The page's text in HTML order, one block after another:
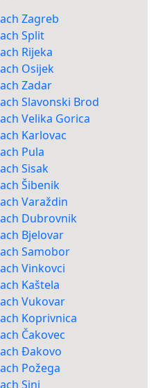
Zagreb
Split
Rijeka
Osijek
Zadar
Slavonski Brod
Velika Gorica
Karlovac
Pula
Sisak
Šibenik
Varaždin
Dubrovnik
Bjelovar
Samobor
Vinkovci
Kaštela
Vukovar
Koprivnica
Čakovec
Đakovo
Požega
Sinj